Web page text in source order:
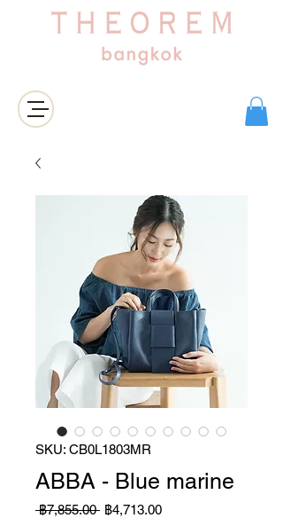
SKU: CB0L1803MR
ABBA - Blue marine
฿7,855.00 ราคา
฿4,713.00ราคา